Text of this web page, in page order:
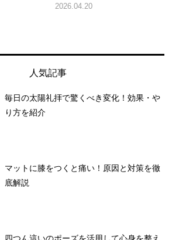
2026.04.20
人気記事
毎日の太陽礼拝で驚くべき変化！効果・や
り方を紹介
マットに膝をつくと痛い！原因と対策を徹
底解説